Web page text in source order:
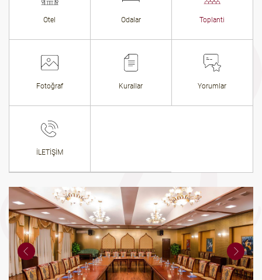
Otel Odalar Toplanti
Fotoğraf Kurallar Yorumlar
İLETİŞİM